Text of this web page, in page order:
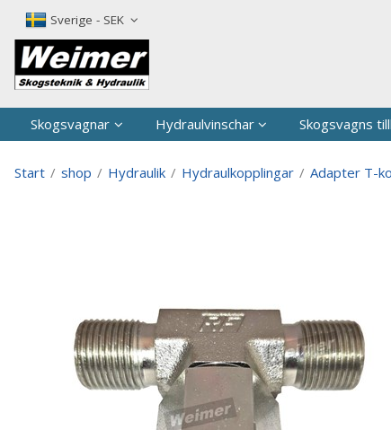
Sverige - SEK
Skogsvagnar Hydraulvinschar Skogsvagns
Start / shop / Hydraulik / Hydraulkopplingar / Adapter T-